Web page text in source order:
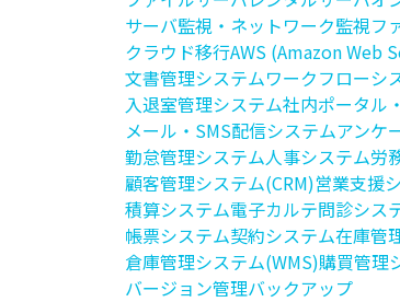
サーバ監視・ネットワーク監視フ
クラウド移行AWS (Amazon Web
文書管理システムワークフローシ
入退室管理システム社内ポータル
メール・SMS配信システムアンケ
勤怠管理システム人事システム労
顧客管理システム(CRM)営業支援
積算システム電子カルテ問診シス
帳票システム契約システム在庫管
倉庫管理システム(WMS)購買管理
バージョン管理バックアップ